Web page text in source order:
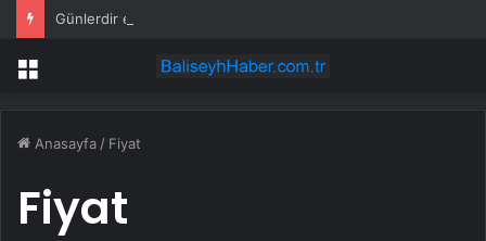
Günlerdir entübeydi! Kadir İnanır’dan haber var
Menü
Anasayfa / Fiyat
Fiyat